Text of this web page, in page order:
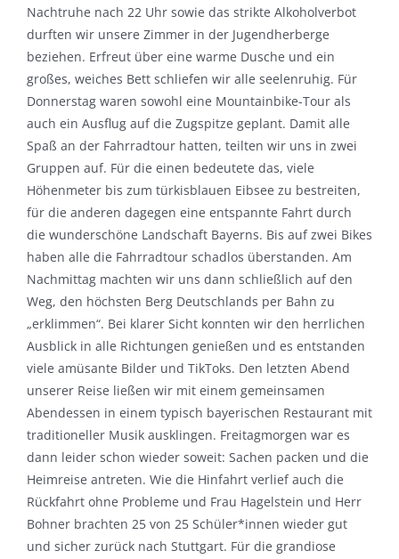
Nachtruhe nach 22 Uhr sowie das strikte Alkoholverbot
durften wir unsere Zimmer in der Jugendherberge
beziehen. Erfreut über eine warme Dusche und ein
großes, weiches Bett schliefen wir alle seelenruhig. Für
Donnerstag waren sowohl eine Mountainbike-Tour als
auch ein Ausflug auf die Zugspitze geplant. Damit alle
Spaß an der Fahrradtour hatten, teilten wir uns in zwei
Gruppen auf. Für die einen bedeutete das, viele
Höhenmeter bis zum türkisblauen Eibsee zu bestreiten,
für die anderen dagegen eine entspannte Fahrt durch
die wunderschöne Landschaft Bayerns. Bis auf zwei Bikes
haben alle die Fahrradtour schadlos überstanden. Am
Nachmittag machten wir uns dann schließlich auf den
Weg, den höchsten Berg Deutschlands per Bahn zu
„erklimmen“. Bei klarer Sicht konnten wir den herrlichen
Ausblick in alle Richtungen genießen und es entstanden
viele amüsante Bilder und TikToks. Den letzten Abend
unserer Reise ließen wir mit einem gemeinsamen
Abendessen in einem typisch bayerischen Restaurant mit
traditioneller Musik ausklingen. Freitagmorgen war es
dann leider schon wieder soweit: Sachen packen und die
Heimreise antreten. Wie die Hinfahrt verlief auch die
Rückfahrt ohne Probleme und Frau Hagelstein und Herr
Bohner brachten 25 von 25 Schüler*innen wieder gut
und sicher zurück nach Stuttgart. Für die grandiose